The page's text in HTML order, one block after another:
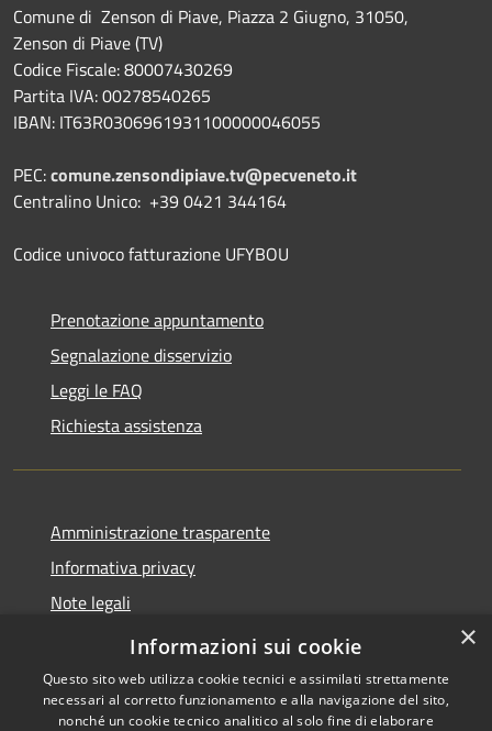
Comune di Zenson di Piave, Piazza 2 Giugno, 31050,
Zenson di Piave (TV)
Codice Fiscale: 80007430269
Partita IVA: 00278540265
IBAN: IT63R0306961931100000046055
PEC:comune.zensondipiave.tv@pecveneto.it
Centralino Unico: +39 0421 344164
Codice univoco fatturazione UFYBOU
Prenotazione appuntamento
Segnalazione disservizio
Leggi le FAQ
Richiesta assistenza
Amministrazione trasparente
Informativa privacy
Note legali
Dichiarazione di accessibilità
×
Informazioni sui cookie
Questo sito web utilizza cookie tecnici e assimilati strettamente
necessari al corretto funzionamento e alla navigazione del sito,
nonché un cookie tecnico analitico al solo fine di elaborare